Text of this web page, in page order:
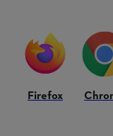
Firefox